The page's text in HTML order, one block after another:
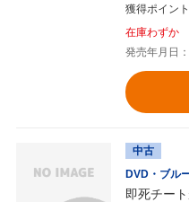
獲得ポイン
在庫わずか
発売年月日
中古
DVD・ブル
即死チー